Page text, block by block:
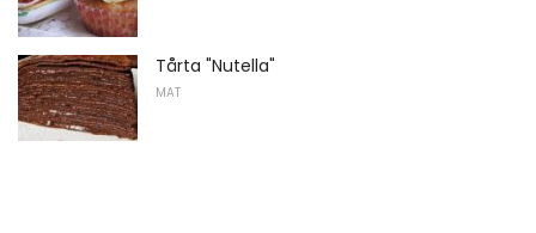
Tårta "Nutella"
MAT